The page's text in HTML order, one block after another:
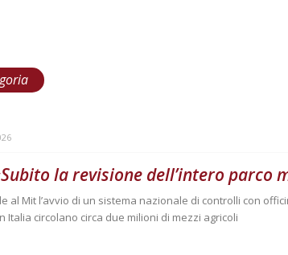
la revisione dell’intero parco
al Mit l’avvio di un sistema nazionale di controlli con
Italia circolano circa due milioni di mezzi agricoli